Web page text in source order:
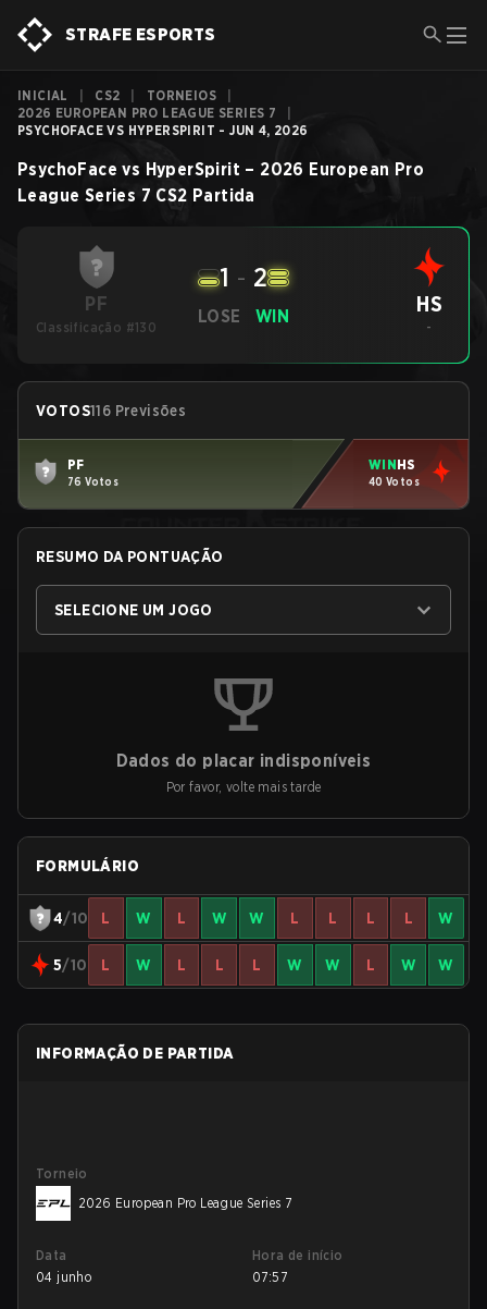
STRAFE ESPORTS
INICIAL CS2 TORNEIOS
2026 EUROPEAN PRO LEAGUE SERIES 7
PSYCHOFACE VS HYPERSPIRIT - JUN 4, 2026
PsychoFace vs HyperSpirit – 2026 European Pro
League Series 7 CS2 Partida
PF
Classificação #130
LOSE
1 - 2
WIN HS
-
VOTOS116 Previsões
PF
76 Votos
WINHS
40 Votos
RESUMO DA PONTUAÇÃO
SELECIONE UM JOGO
Dados do placar indisponíveis
Por favor, volte mais tarde
FORMULÁRIO
4/10 L W L W W L L L L W
5/10 L W L L L W W L W W
INFORMAÇÃO DE PARTIDA
Torneio
2026 European Pro League Series 7
Data
04 junho
Hora de início
07:57